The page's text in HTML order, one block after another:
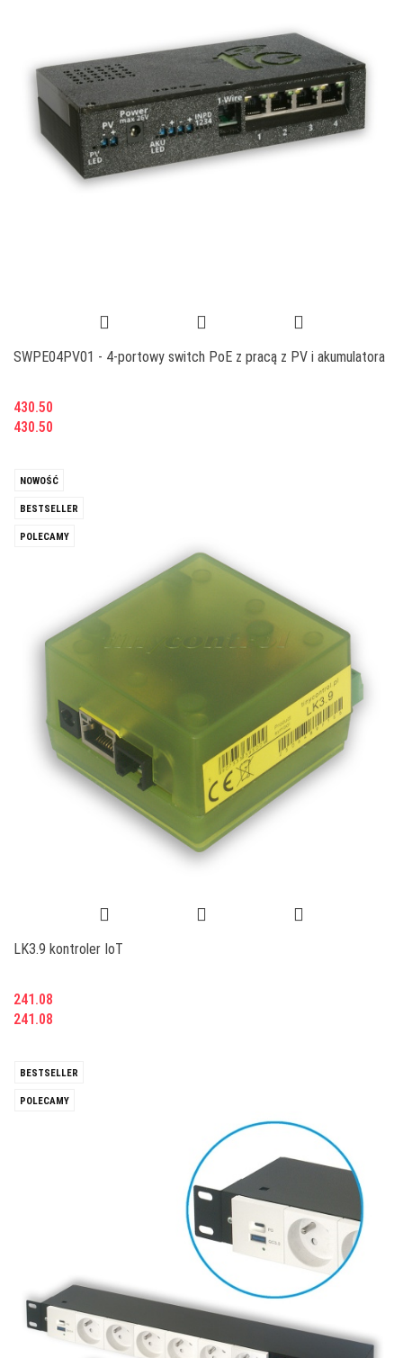
SWPE04PV01 - 4-portowy switch PoE z pracą z PV i akumulatora
430.50
430.50
NOWOŚĆ
BESTSELLER
POLECAMY
LK3.9 kontroler IoT
241.08
241.08
BESTSELLER
POLECAMY